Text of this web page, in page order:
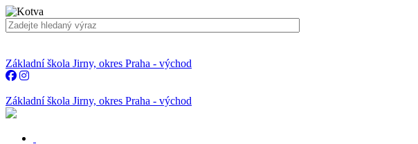
Základní škola Jirny, okres Praha - východ
Základní škola Jirny, okres Praha - východ